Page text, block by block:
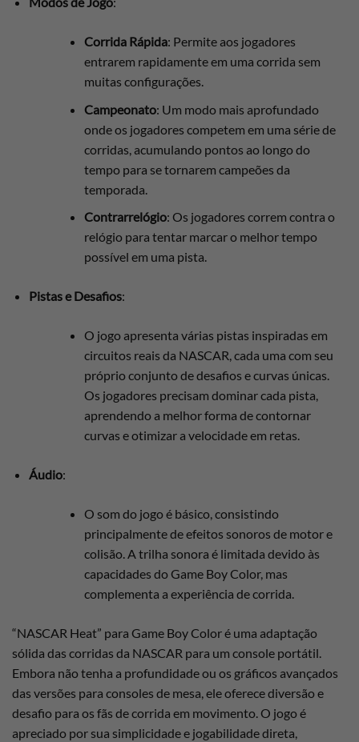
Corrida Rápida: Permite aos jogadores
entrarem rapidamente em uma corrida sem
muitas configurações.
Campeonato: Um modo mais aprofundado
onde os jogadores competem em uma série de
corridas, acumulando pontos ao longo do
tempo para se tornarem campeões da
temporada.
Contrarrelógio: Os jogadores correm contra o
relógio para tentar marcar o melhor tempo
possível em uma pista.
Pistas e Desafios:
O jogo apresenta várias pistas inspiradas em
circuitos reais da NASCAR, cada uma com seu
próprio conjunto de desafios e curvas únicas.
Os jogadores precisam dominar cada pista,
aprendendo a melhor forma de contornar
curvas e otimizar a velocidade em retas.
Áudio:
O som do jogo é básico, consistindo
principalmente de efeitos sonoros de motor e
colisão. A trilha sonora é limitada devido às
capacidades do Game Boy Color, mas
complementa a experiência de corrida.
“NASCAR Heat” para Game Boy Color é uma adaptação
sólida das corridas da NASCAR para um console portátil.
Embora não tenha a profundidade ou os gráficos avançados
das versões para consoles de mesa, ele oferece diversão e
desafio para os fãs de corrida em movimento. O jogo é
apreciado por sua simplicidade e jogabilidade direta,